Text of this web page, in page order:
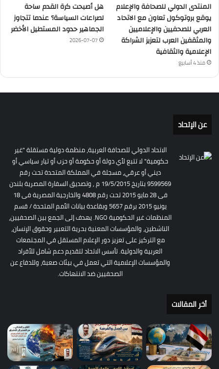
المنتدى الدولي للصحافة والإعلام
يوقع بروتوكول تعاون مع الاتحاد
العربي للصحفيين والإعلاميين
والمثقفين العرب لتعزيز الشراكة
الإعلامية والثقافية
منذ 4 أسابيع
هل أصبحت كرة القدم ساحة
لصراعات السياسة؟ عندما تتجاوز
الجماهير حدود المستطيل الأخضر
2026-07-07
عن الإتحاد
الاتحاد الدولي للصحافة العربية، منظمة دولية مستقلة "غير
حكومية" لا تتبع لأي دولة أو حكومة أو حزب أو تيار سياسي أو
ديني أو عرقي، مسجلة في المملكة المتحدة تحت رقم
9599569 بتاريخ 19/5/2015 م , وتصديق السفارة المصرية بلندن
فى 28 مايو 2015 تحت رقم 4808 والخارجية المصرية فى 18
يونيو 2015 برقم 5657 وبقاعدة بيانات الأمم المتحدة / قسم
المنظمات غير الحكومية NGO. يهدف إلى الجمع بين الصحفيين،
الناشطين، والمؤسسات المعنية بحرية التعبير وحقوق الإنسان،
مع التركيز على تعزيز دور الإعلام المستقل في المجتمعات
العربية والدولية. تأسس الاتحاد لتقديم دعم شامل للأفراد
والمؤسسات الإعلامية التي تعمل في بيئات صعبة، وللدفاع عن
الصحفيين ضد الانتهاكات.
أخر المقالات